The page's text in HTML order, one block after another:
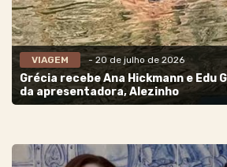
VIAGEM - 20 de julho de 2026
Grécia recebe Ana Hickmann e Edu
da apresentadora, Alezinho